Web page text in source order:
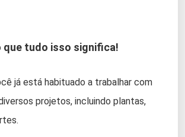
que tudo isso significa!
já está habituado a trabalhar com
projetos, incluindo plantas,